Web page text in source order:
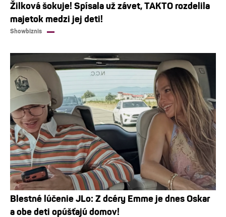
Žilková šokuje! Spísala už závet, TAKTO rozdelila
majetok medzi jej deti!
Showbiznis
Blestné lúčenie JLo: Z dcéry Emme je dnes Oskar
a obe deti opúšťajú domov!